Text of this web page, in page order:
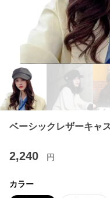
ベーシックレザーキャ
2,240 円
カラー